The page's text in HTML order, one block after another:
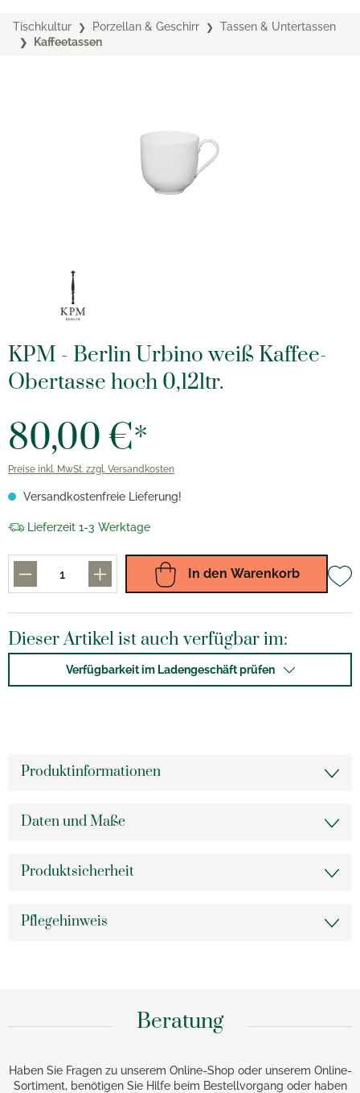
Tischkultur Porzellan & Geschirr
Tassen & Untertassen
Kaffeetassen
KPM - Berlin Urbino weiß Kaffee-
Obertasse hoch 0,12ltr.
80,00 €*
Preise inkl. MwSt. zzgl. Versandkosten
Versandkostenfreie Lieferung!
Lieferzeit 1-3 Werktage
In den Warenkorb
Dieser Artikel ist auch verfügbar im:
Verfügbarkeit im Ladengeschäft prüfen
Produktinformationen
Daten und Maße
Produktsicherheit
Pflegehinweis
Beratung
Haben Sie Fragen zu unserem Online-Shop oder unserem Online-
Sortiment, benötigen Sie Hilfe beim Bestellvorgang oder haben